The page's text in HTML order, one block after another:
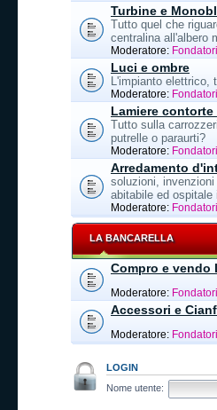
Turbine e
Tutto quel che
centralina all'albero
Moderatore: Fondatori
Luci e ombre
L'impianto elettrico,
Moderatore: Fondatori
Lamiere
Tutto sulla
putrelle o paraurti?
Moderatore: Fondatori
Arredamento
soluzioni,
abitabile ed
Moderatore: Fondatori
LA BANCARELLA
Compro e vendo
Moderatore: Fondatori
Accessori e
Moderatore: Fondatori
LOGIN
Nome utente: